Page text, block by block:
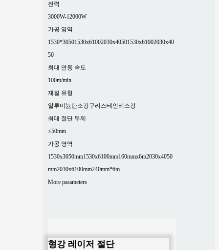
전력
3000W-12000W
가공 영역
1530*30501530x61002030x40501530x61002030x40
50
최대 연동 속도
100m/min
재질 유형
알루미늄탄소강구리 스테인리스강
최대 절단 두께
≤50mm
가공 영역
1530x3050mm1530x6100mm160mmx6m2030x4050
mm2030x6100mm240mm*6m
More parameters
형강 레이저 절단